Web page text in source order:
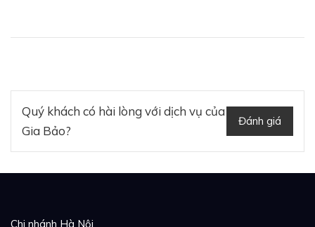
Quý khách có hài lòng với dịch vụ của
Gia Bảo?
Đánh giá
Chi nhánh Hà Nội